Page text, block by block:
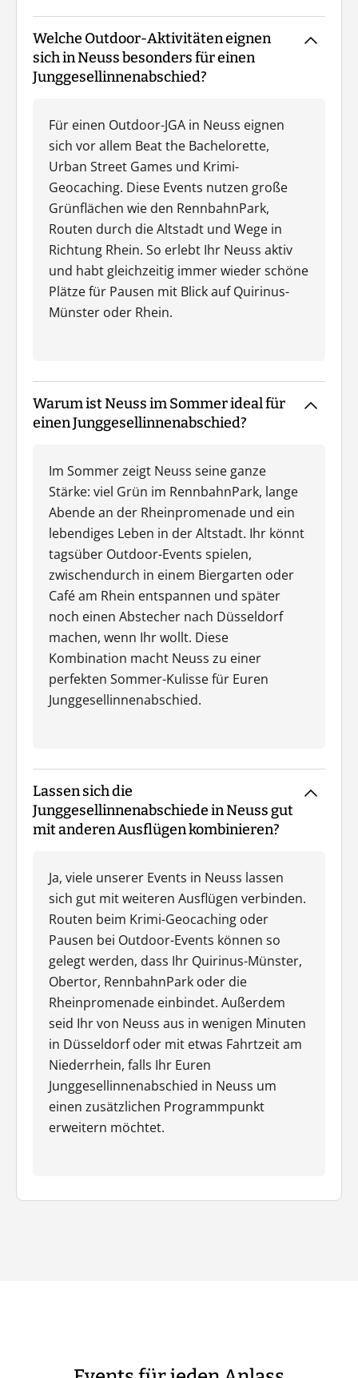
Welche Outdoor-Aktivitäten eignen
sich in Neuss besonders für einen
Junggesellinnenabschied?
Für einen Outdoor-JGA in Neuss eignen
sich vor allem Beat the Bachelorette,
Urban Street Games und Krimi-
Geocaching. Diese Events nutzen große
Grünflächen wie den RennbahnPark,
Routen durch die Altstadt und Wege in
Richtung Rhein. So erlebt Ihr Neuss aktiv
und habt gleichzeitig immer wieder schöne
Plätze für Pausen mit Blick auf Quirinus-
Münster oder Rhein.
Warum ist Neuss im Sommer ideal für
einen Junggesellinnenabschied?
Im Sommer zeigt Neuss seine ganze
Stärke: viel Grün im RennbahnPark, lange
Abende an der Rheinpromenade und ein
lebendiges Leben in der Altstadt. Ihr könnt
tagsüber Outdoor-Events spielen,
zwischendurch in einem Biergarten oder
Café am Rhein entspannen und später
noch einen Abstecher nach Düsseldorf
machen, wenn Ihr wollt. Diese
Kombination macht Neuss zu einer
perfekten Sommer-Kulisse für Euren
Junggesellinnenabschied.
Lassen sich die
Junggesellinnenabschiede in Neuss gut
mit anderen Ausflügen kombinieren?
Ja, viele unserer Events in Neuss lassen
sich gut mit weiteren Ausflügen verbinden.
Routen beim Krimi-Geocaching oder
Pausen bei Outdoor-Events können so
gelegt werden, dass Ihr Quirinus-Münster,
Obertor, RennbahnPark oder die
Rheinpromenade einbindet. Außerdem
seid Ihr von Neuss aus in wenigen Minuten
in Düsseldorf oder mit etwas Fahrtzeit am
Niederrhein, falls Ihr Euren
Junggesellinnenabschied in Neuss um
einen zusätzlichen Programmpunkt
erweitern möchtet.